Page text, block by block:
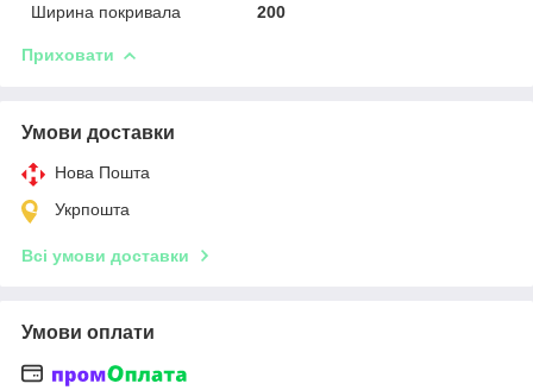
Ширина покривала
200
Приховати
Умови доставки
Нова Пошта
Укрпошта
Всі умови доставки
Умови оплати